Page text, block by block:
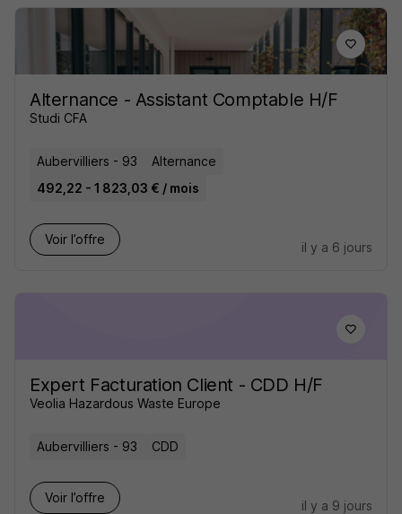
Alternance - Assistant Comptable H/F
Studi CFA
Aubervilliers - 93
Alternance
492,22 - 1 823,03 € / mois
Voir l’offre
il y a 6 jours
Expert Facturation Client - CDD H/F
Veolia Hazardous Waste Europe
Aubervilliers - 93 CDD
Voir l’offre
il y a 9 jours